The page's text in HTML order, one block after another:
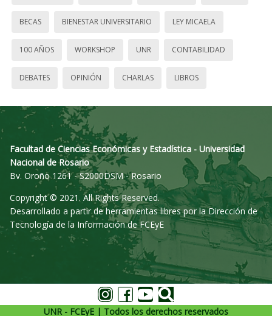
BECAS BIENESTAR UNIVERSITARIO LEY MICAELA
100 AÑOS WORKSHOP UNR CONTABILIDAD
DEBATES OPINIÓN CHARLAS LIBROS
Facultad de Ciencias Económicas y Estadística - Universidad
Nacional de Rosario
Bv. Oroño 1261 - S2000DSM - Rosario
Copyright © 2021. All Rights Reserved.
Desarrollado a partir de herramientas libres por la Dirección de
Tecnología de la Información de FCEyE
UNR - FCEyE | Todos los derechos reservados